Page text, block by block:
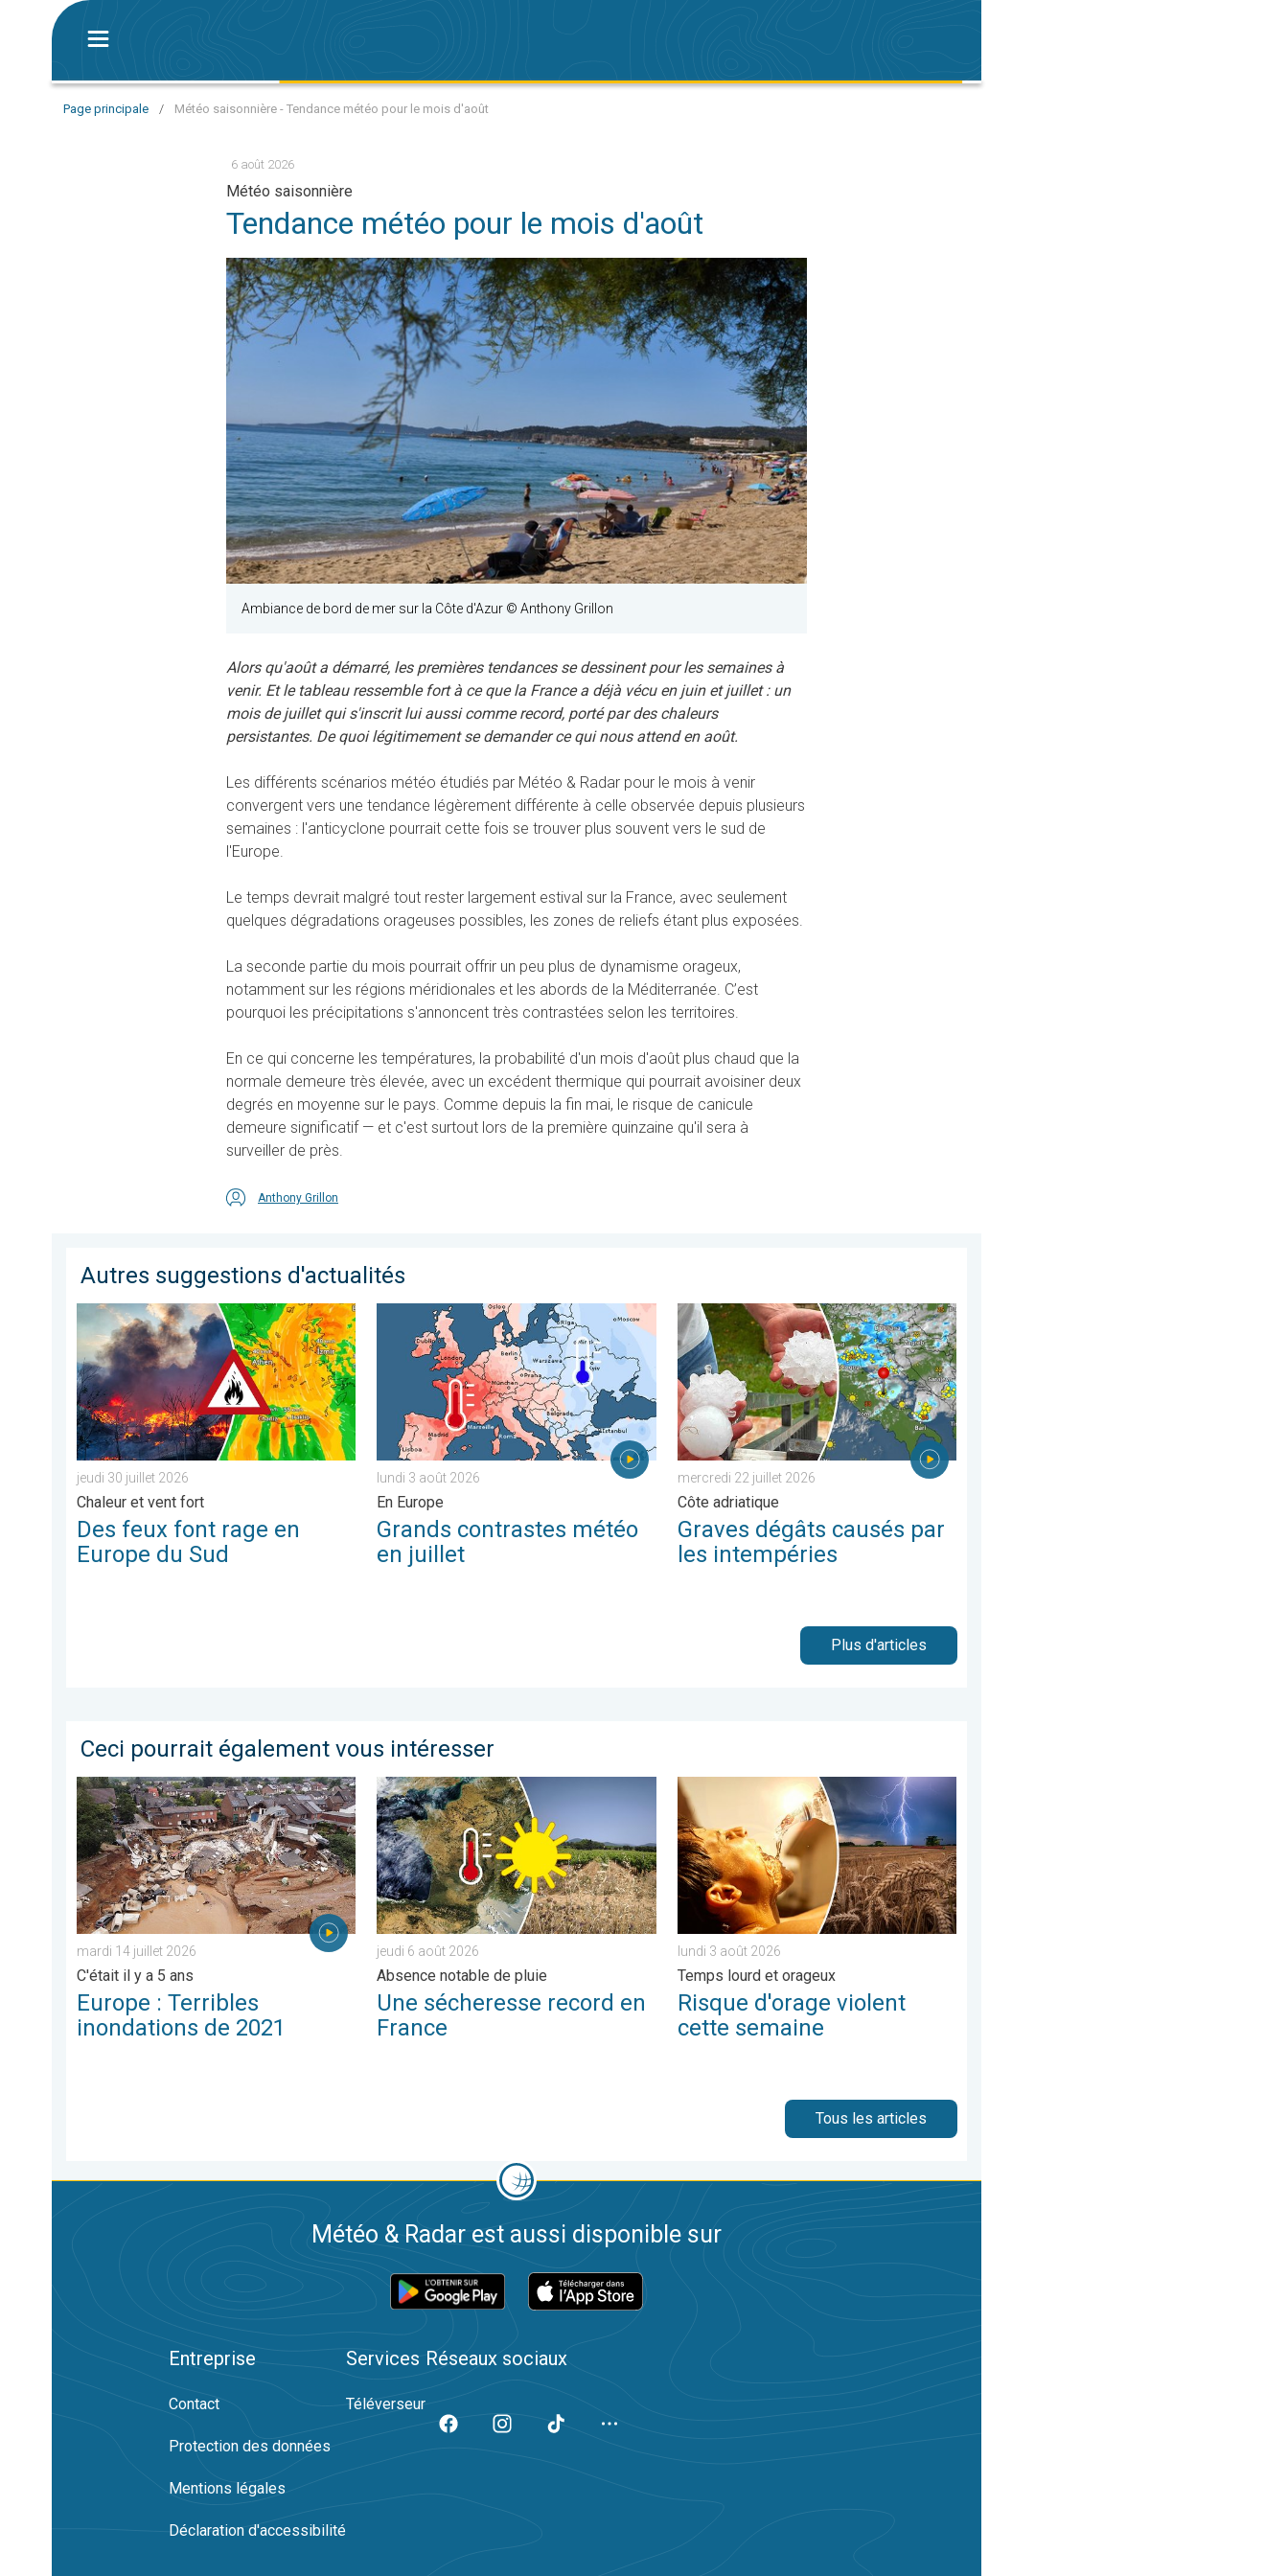
Page principale / Météo saisonnière - Tendance météo pour le mois d'août
6 août 2026
Météo saisonnière
Tendance météo pour le mois d'août
Ambiance de bord de mer sur la Côte d'Azur © Anthony Grillon
Alors qu'août a démarré, les premières tendances se dessinent pour les semaines à
venir. Et le tableau ressemble fort à ce que la France a déjà vécu en juin et juillet : un
mois de juillet qui s'inscrit lui aussi comme record, porté par des chaleurs
persistantes. De quoi légitimement se demander ce qui nous attend en août.
Les différents scénarios météo étudiés par Météo & Radar pour le mois à venir
convergent vers une tendance légèrement différente à celle observée depuis plusieurs
semaines : l'anticyclone pourrait cette fois se trouver plus souvent vers le sud de
l'Europe.
Le temps devrait malgré tout rester largement estival sur la France, avec seulement
quelques dégradations orageuses possibles, les zones de reliefs étant plus exposées.
La seconde partie du mois pourrait offrir un peu plus de dynamisme orageux,
notamment sur les régions méridionales et les abords de la Méditerranée. C’est
pourquoi les précipitations s'annoncent très contrastées selon les territoires.
En ce qui concerne les températures, la probabilité d'un mois d'août plus chaud que la
normale demeure très élevée, avec un excédent thermique qui pourrait avoisiner deux
degrés en moyenne sur le pays. Comme depuis la fin mai, le risque de canicule
demeure significatif — et c'est surtout lors de la première quinzaine qu'il sera à
surveiller de près.
Anthony Grillon
Autres suggestions d'actualités
Des feux font rage en Europe du Sud. Chaleur et vent fort. . . jeudi 30 juillet 2026
jeudi 30 juillet 2026
Chaleur et vent fort
Des feux font rage en
Europe du Sud
Grands contrastes météo en juillet. En Europe. . . lundi 3 août 2026
lundi 3 août 2026
En Europe
Grands contrastes météo
en juillet
Graves dégâts causés par les intempéries. Côte adriatique. . . mercredi 22 juillet 2026
mercredi 22 juillet 2026
Côte adriatique
Graves dégâts causés par
les intempéries
Plus d'articles
Ceci pourrait également vous intéresser
Europe : Terribles inondations de 2021. C'était il y a 5 ans. . . mardi 14 juillet 2026
mardi 14 juillet 2026
C'était il y a 5 ans
Europe : Terribles
inondations de 2021
Une sécheresse record en France. Absence notable de pluie. . . jeudi 6 août 2026
jeudi 6 août 2026
Absence notable de pluie
Une sécheresse record en
France
Risque d'orage violent cette semaine. Temps lourd et orageux. . . lundi 3 août 2026
lundi 3 août 2026
Temps lourd et orageux
Risque d'orage violent
cette semaine
Tous les articles
Météo & Radar est aussi disponible sur
Entreprise
Contact
Protection des données
Mentions légales
Déclaration d'accessibilité
Services
Téléverseur
Réseaux sociaux